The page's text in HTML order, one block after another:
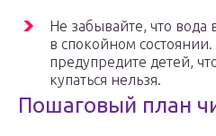
Не забывайте, что вода
в спокойном
предупредите детей,
купаться нельзя.
Пошаговый план